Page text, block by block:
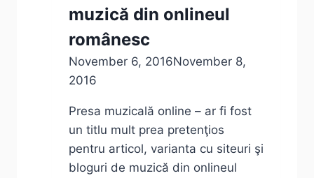
muzică din onlineul
românesc
November 6, 2016November 8,
2016
Presa muzicală online – ar fi fost
un titlu mult prea pretenţios
pentru articol, varianta cu siteuri şi
bloguri de muzică din onlineul